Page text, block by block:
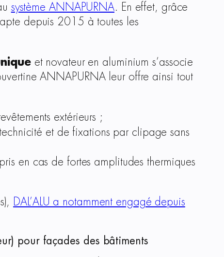
système ANNAPURNA. En effet, grâce
depuis 2015 à toutes les
et novateur en aluminium s’associe
ANNAPURNA leur offre ainsi tout
extérieurs ;
et de fixations par clipage sans
en cas de fortes amplitudes thermiques
DAL’ALU a notamment engagé depuis
pour façades des bâtiments